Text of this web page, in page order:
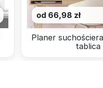
od 66,98 zł
Planer
tablica